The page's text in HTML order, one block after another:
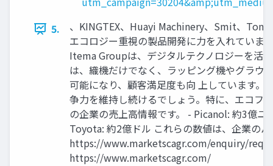
5.
、KINGTEX、Huayi Machinery、Smit、
エコロジー重視の製品開発に力を入れていま
Itema Groupは、デジタルテクノロジーを活
は、織機だけでなく、ラッピング機やグラウ
可能になり、顧客満足度も向 上しています
争力を維持し続けるでしょう。特に、エコフ
の企業の売上高情報です。 - Picanol: 約3億
Toyota: 約2億ドル これらの数値は、企業の
https://www.marketscagr.com/enquiry/
https://www.marketscagr.com/